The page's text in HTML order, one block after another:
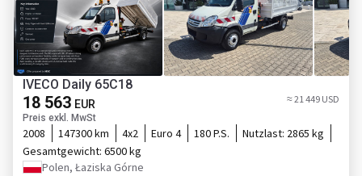
IVECO Daily 65C18
18 563 EUR
Preis exkl. MwSt
≈ 21 449 USD
2008 147300 km 4x2 Euro 4 180 P.S. Nutzlast: 2865 kg
Gesamtgewicht: 6500 kg
Polen, Łaziska Górne